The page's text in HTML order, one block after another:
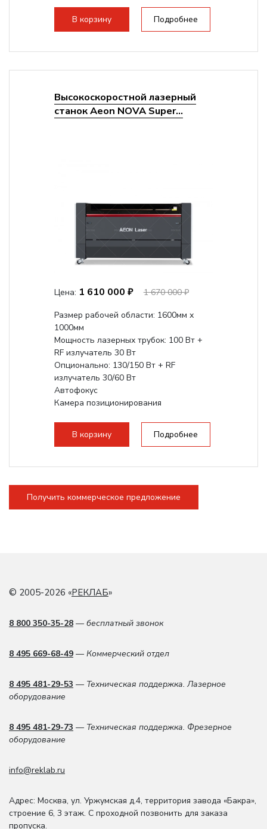
2000 мм/с...
В корзину Подробнее
Высокоскоростной лазерный
станок Aeon NOVA Super...
Цена: 1 610 000 ₽
1 670 000 ₽
Размер рабочей области: 1600мм х
1000мм
Мощность лазерных трубок: 100 Вт +
RF излучатель 30 Вт
Опционально: 130/150 Вт + RF
излучатель 30/60 Вт
Автофокус
Камера позиционирования
2000 мм/с...
В корзину Подробнее
Получить коммерческое предложение
© 2005-2026 «РЕКЛАБ»
8 800 350-35-28 — бесплатный звонок
8 495 669-68-49 — Коммерческий отдел
8 495 481-29-53 — Техническая поддержка. Лазерное
оборудование
8 495 481-29-73 — Техническая поддержка. Фрезерное
оборудование
info@reklab.ru
Адрес: Москва, ул. Уржумская д.4, территория завода «Бакра»,
строение 6, 3 этаж. С проходной позвонить для заказа
пропуска.